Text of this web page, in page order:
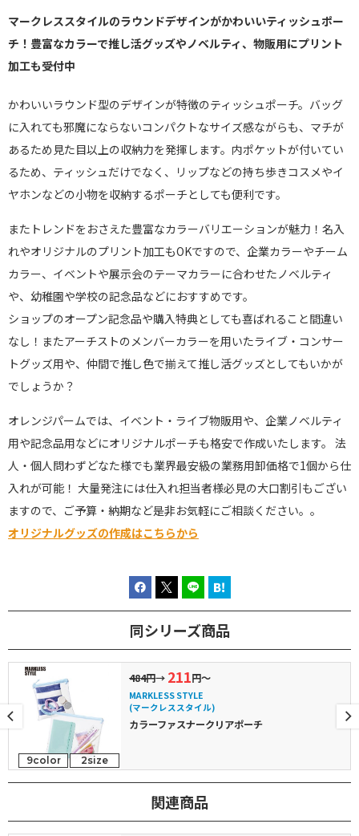
マークレススタイルのラウンドデザインがかわいいティッシュポー
チ！豊富なカラーで推し活グッズやノベルティ、物販用にプリント
加工も受付中
かわいいラウンド型のデザインが特徴のティッシュポーチ。バッグ
に入れても邪魔にならないコンパクトなサイズ感ながらも、マチが
あるため見た目以上の収納力を発揮します。内ポケットが付いてい
るため、ティッシュだけでなく、リップなどの持ち歩きコスメやイ
ヤホンなどの小物を収納するポーチとしても便利です。
またトレンドをおさえた豊富なカラーバリエーションが魅力！名入
れやオリジナルのプリント加工もOKですので、企業カラーやチーム
カラー、イベントや展示会のテーマカラーに合わせたノベルティ
や、幼稚園や学校の記念品などにおすすめです。
ショップのオープン記念品や購入特典としても喜ばれること間違い
なし！またアーチストのメンバーカラーを用いたライブ・コンサー
トグッズ用や、仲間で推し色で揃えて推し活グッズとしてもいかが
でしょうか？
オレンジパームでは、イベント・ライブ物販用や、企業ノベルティ
用や記念品用などにオリジナルポーチも格安で作成いたします。 法
人・個人問わずどなた様でも業界最安級の業務用卸価格で1個から仕
入れが可能！ 大量発注には仕入れ担当者様必見の大口割引もござい
ますので、ご予算・納期など是非お気軽にご相談ください。。
オリジナルグッズの作成はこちらから
同シリーズ商品
9color 2size
484円→ 211円～
MARKLESS STYLE
(マークレススタイル)
カラーファスナークリアポーチ
関連商品